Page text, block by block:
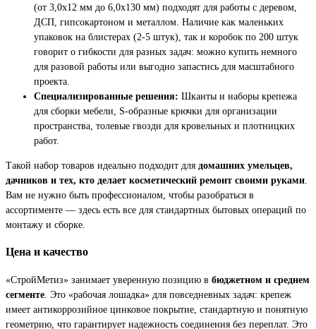
(от 3,0x12 мм до 6,0x130 мм) подходят для работы с деревом,
ДСП, гипсокартоном и металлом. Наличие как маленьких
упаковок на блистерах (2-5 штук), так и коробок по 200 штук
говорит о гибкости для разных задач: можно купить немного
для разовой работы или выгодно запастись для масштабного
проекта.
Специализированные решения: Шканты и наборы крепежа
для сборки мебели, S-образные крючки для организации
пространства, толевые гвозди для кровельных и плотницких
работ.
Такой набор товаров идеально подходит для домашних умельцев,
дачников и тех, кто делает косметический ремонт своими руками
Вам не нужно быть профессионалом, чтобы разобраться в
ассортименте — здесь есть все для стандартных бытовых операций по
монтажу и сборке.
Цена и качество
«СтройМетиз» занимает уверенную позицию в бюджетном и среднем
сегменте . Это «рабочая лошадка» для повседневных задач: крепеж
имеет антикоррозийное цинковое покрытие, стандартную и понятную
геометрию, что гарантирует надежность соединения без переплат. Это